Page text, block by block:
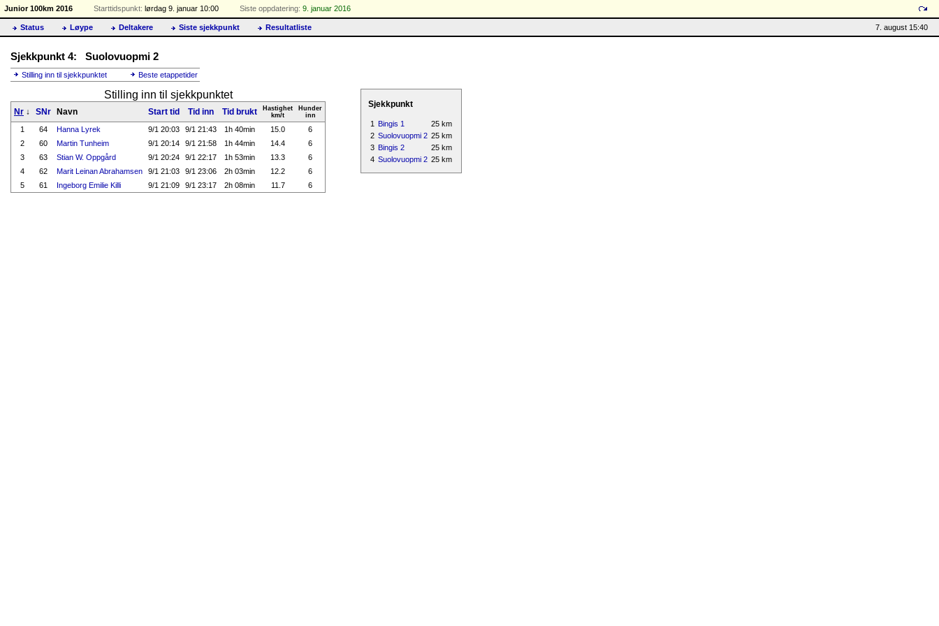
Junior 100km 2016 Starttidspunkt: lørdag 9. januar 10:00 Siste oppdatering: 9. januar 2016
7. august 15:40
Status Løype Deltakere Siste sjekkpunkt Resultatliste
Sjekkpunkt 4: Suolovuopmi 2
Stilling inn til sjekkpunktet Beste etappetider
Stilling inn til sjekkpunktet
Nr ↓ SNr Navn Start tid Tid inn Tid brukt
Hastighet
km/t
Hunder
inn
1 64 Hanna Lyrek 9/1 20:03 9/1 21:43 1h 40min 15.0
6
2
60 Martin Tunheim 9/1 20:14 9/1 21:58 1h 44min 14.4
6
3
63 Stian W. Oppgård 9/1 20:24 9/1 22:17 1h 53min 13.3
6
4
62 Marit Leinan Abrahamsen 9/1 21:03 9/1 23:06 2h 03min 12.2
6
5
61 Ingeborg Emilie Killi 9/1 21:09 9/1 23:17 2h 08min 11.7 6
Sjekkpunkt
1 Bingis 1
25 km
2 Suolovuopmi 2 25 km
3 Bingis 2
25 km
4 Suolovuopmi 2 25 km